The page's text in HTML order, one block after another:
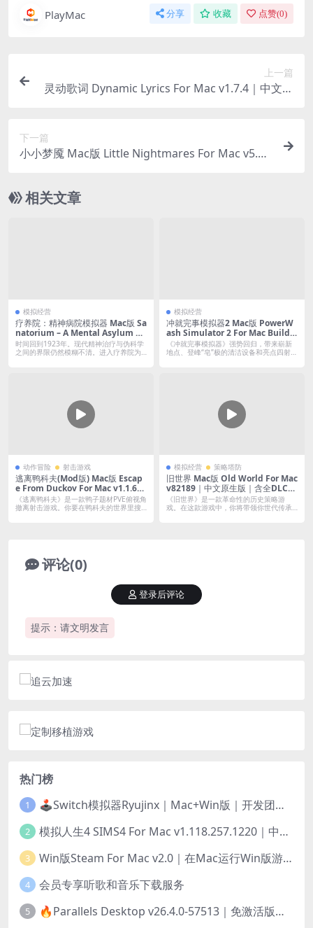
PlayMac 分享 收藏 点赞(0)
上一篇
灵动歌词 Dynamic Lyrics For Mac v1.7.4｜中文破
下一篇
小小梦魇 Mac版 Little Nightmares For Mac v5.8
相关文章
模拟经营
疗养院：精神病院模拟器 Mac版 Sa
natorium – A Mental Asylum Si
mulator For Mac v1.02d｜中文原
生版
时间回到1923年。现代精神治疗与伪科学
之间的界限仍然模糊不清。进入疗养院为
模拟经营
冲就完事模拟器2 Mac版 PowerW
ash Simulator 2 For Mac Build.2
0692139｜中文移植版｜含全DLC
《冲就完事模拟器》强势回归，带来崭新
地点、登峰“皂”极的清洁设备和亮点四射的
动作冒险 射击游戏
逃离鸭科夫(Mod版) Mac版 Escap
e From Duckov For Mac v1.1.6｜
中文移植版｜内置50+热门Mod｜
支持自行添加Mod
《逃离鸭科夫》是一款鸭子题材PVE俯视角
撤离射击游戏。你要在鸭科夫的世界里搜
模拟经营 策略塔防
旧世界 Mac版 Old World For Mac
v82189｜中文原生版｜含全DLC｜
真实的历史4X策略游戏
《旧世界》是一款革命性的历史策略游
戏。在这款游戏中，你将带领你世代传承
评论(0)
提示：请文明发言
登录后评论
热门榜
1 🕹️Switch模拟器Ryujinx｜Mac+Win版｜开发团队已解散此乃最后的绝唱版本
2 模拟人生4 SIMS4 For Mac v1.118.257.1220｜中文原生版｜无限金币｜全100DLC
3 Win版Steam For Mac v2.0｜在Mac运行Win版游戏！｜升级GPTK4.0支持！
4 会员专享听歌和音乐下载服务
5 🔥Parallels Desktop v26.4.0-57513｜免激活版｜在Mac上安装Windows/Linux等系统[赠Windows激活]